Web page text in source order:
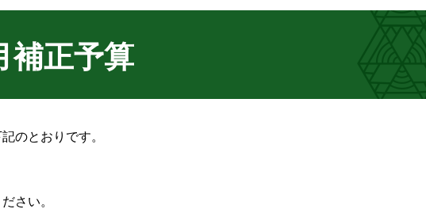
補正予算
のとおりです。
さい。